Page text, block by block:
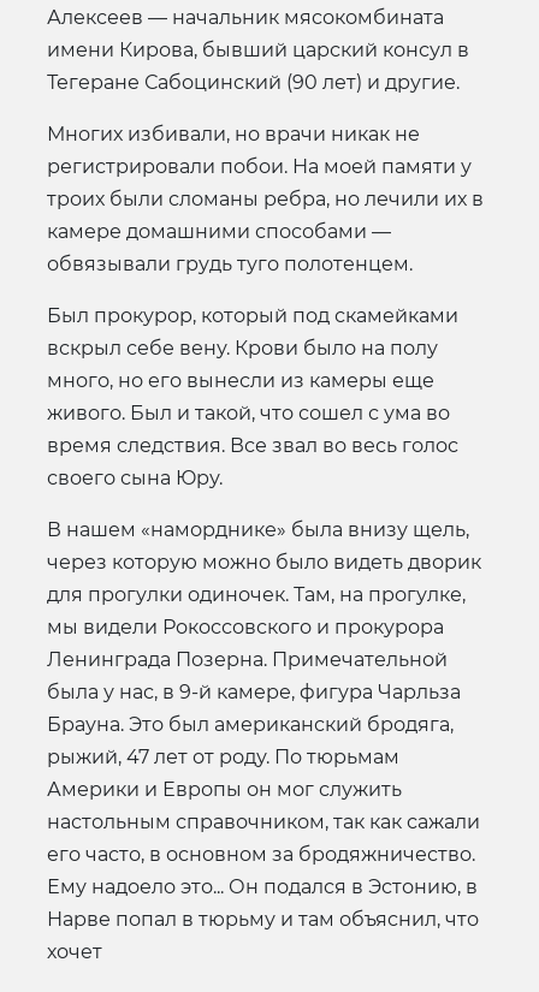
Алексеев — начальник мясокомбината
имени Кирова, бывший царский консул в
Тегеране Сабоцинский (90 лет) и другие.
Многих избивали, но врачи никак не
регистрировали побои. На моей памяти у
троих были сломаны ребра, но лечили их в
камере домашними способами —
обвязывали грудь туго полотенцем.
Был прокурор, который под скамейками
вскрыл себе вену. Крови было на полу
много, но его вынесли из камеры еще
живого. Был и такой, что сошел с ума во
время следствия. Все звал во весь голос
своего сына Юру.
В нашем «наморднике» была внизу щель,
через которую можно было видеть дворик
для прогулки одиночек. Там, на прогулке,
мы видели Рокоссовского и прокурора
Ленинграда Позерна. Примечательной
была у нас, в 9-й камере, фигура Чарльза
Брауна. Это был американский бродяга,
рыжий, 47 лет от роду. По тюрьмам
Америки и Европы он мог служить
настольным справочником, так как сажали
его часто, в основном за бродяжничество.
Ему надоело это... Он подался в Эстонию, в
Нарве попал в тюрьму и там объяснил, что
хочет